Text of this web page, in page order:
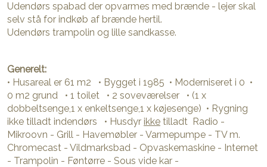
Udendørs spabad der opvarmes med brænde - lejer skal
selv stå for indkøb af brænde hertil.
Udendørs trampolin og lille sandkasse.
Generelt:
• Husareal er 61 m2 • Bygget i 1985 • Moderniseret i 0 •
0 m2 grund • 1 toilet • 2 soveværelser • (1 x
dobbeltsenge,1 x enkeltsenge,1 x køjesenge) • Rygning
ikke tilladt indendørs • Husdyr ikke tilladt Radio -
Mikroovn - Grill - Havemøbler - Varmepumpe - TV m.
Chromecast - Vildmarksbad - Opvaskemaskine - Internet
- Trampolin - Føntørre - Sous vide kar -